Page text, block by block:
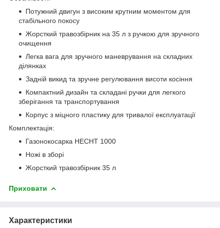
Потужний двигун з високим крутним моментом для
стабільного покосу
Жорсткий травозбірник на 35 л з ручкою для зручного
очищення
Легка вага для зручного маневрування на складних
ділянках
Задній викид та зручне регулювання висоти косіння
Компактний дизайн та складані ручки для легкого
зберігання та транспортування
Корпус з міцного пластику для тривалої експлуатації
Комплектація:
Газонокосарка HECHT 1000
Ножі в зборі
Жорсткий травозбірник 35 л
Приховати
Характеристики